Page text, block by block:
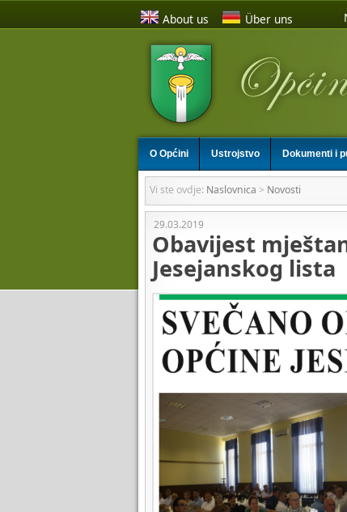
About us Über uns
O Općini Ustrojstvo Dokumenti i
Vi ste ovdje: Naslovnica > Novosti
29.03.2019
Obavijest
Jesejanskog lista